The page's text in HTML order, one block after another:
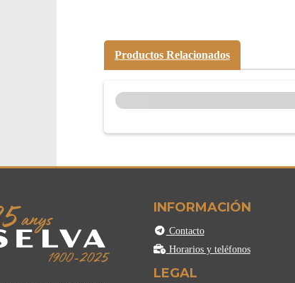
Productos Relacionados
INFORMACIÓN
Contacto
Horarios y teléfonos
LEGAL